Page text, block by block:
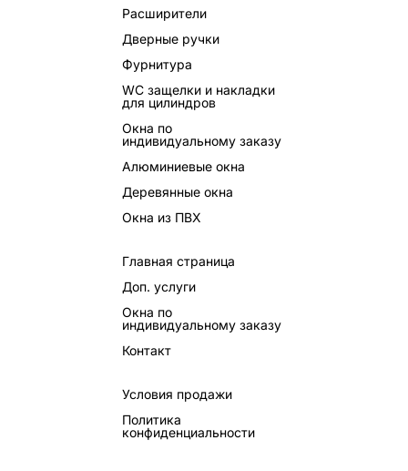
Расширители
Дверные ручки
Фурнитура
WC защелки и накладки
для цилиндров
Окна по
индивидуальному заказу
Алюминиевые окна
Деревянные окна
Окна из ПВХ
Главная страница
Доп. услуги
Окна по
индивидуальному заказу
Контакт
Условия продажи
Политика
конфиденциальности